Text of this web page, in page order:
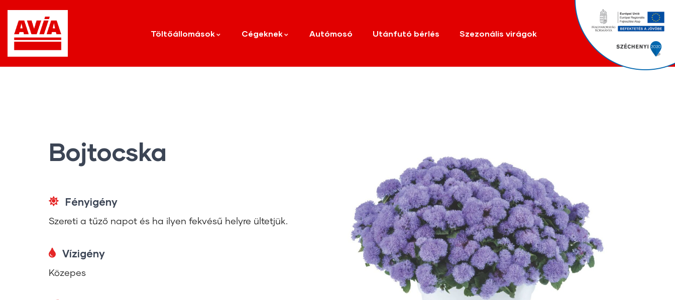
Töltőállomások Cégeknek Autómosó Utánfutó bérlés Szezonális virágok
Bojtocska
Fényigény
Szereti a tűző napot és ha ilyen fekvésű helyre ültetjük.
Vízigény
Közepes